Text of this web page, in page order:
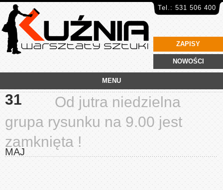
Tel.: 531 506 400
ZAPISY
NOWOŚCI
MENU
31
MAJ
Od jutra niedzielna
grupa rysunku na 9.00 jest
zamknięta !